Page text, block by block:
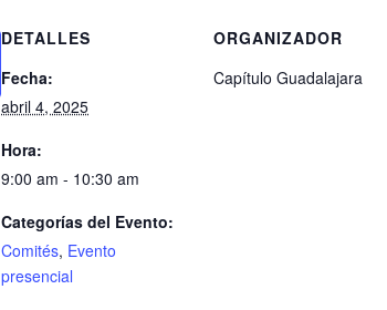
DETALLES
Fecha:
abril 4, 2025
Hora:
9:00 am - 10:30 am
Categorías del Evento:
Comités, Evento
presencial
ORGANIZADOR
Capítulo Guadalajara